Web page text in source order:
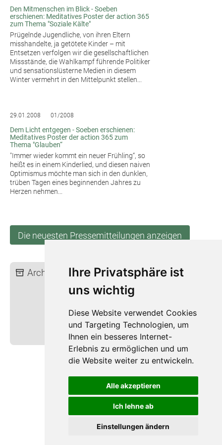
Ihre Privatsphäre ist
uns wichtig
Diese Website verwendet Cookies
und Targeting Technologien, um
Ihnen ein besseres Internet-
Erlebnis zu ermöglichen und um
die Website weiter zu entwickeln.
Alle akzeptieren
Ich lehne ab
Einstellungen ändern
Den Mitmenschen im Blick - Soeben
erschienen: Meditatives Poster der action 365
zum Thema "Soziale Kälte"
Prügelnde Jugendliche, von ihren Eltern
misshandelte, ja getötete Kinder – mit
Entsetzen verfolgen wir die gesellschaftlichen
Missstände, die Wahlkampf führende Politiker
und sensationslüsterne Medien in diesem
Winter vermehrt in den Mittelpunkt stellen...
29.01.2008 01/2008
Dem Licht entgegen - Soeben erschienen:
Meditatives Poster der action 365 zum
Thema "Glauben“
"Immer wieder kommt ein neuer Frühling“, so
heißt es in einem Kinderlied, und diesen naiven
Optimismus möchte man sich in den dunklen,
trüben Tagen eines beginnenden Jahres zu
Herzen nehmen...
Die neuesten Pressemitteilungen anzeigen
Archiv: 2026 2025 2024
2023
2022
2021 2020
2018
2017 2016
2014
2013 2012
2011
2010
2009 2008
2007
2006
2005 2004
Datenschutz
Barrierefreiheit
Widerruf
Sitemap